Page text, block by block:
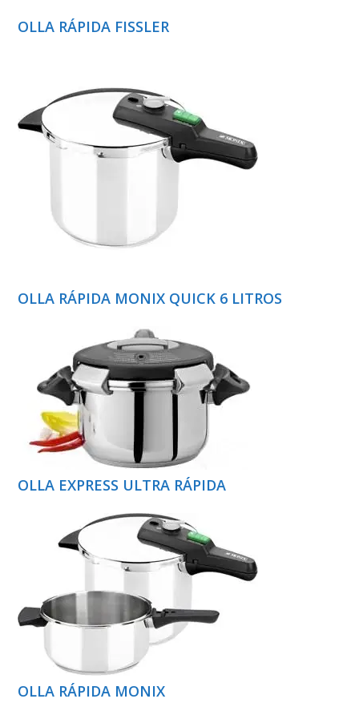
OLLA RÁPIDA FISSLER
OLLA RÁPIDA MONIX QUICK 6 LITROS
OLLA EXPRESS ULTRA RÁPIDA
OLLA RÁPIDA MONIX